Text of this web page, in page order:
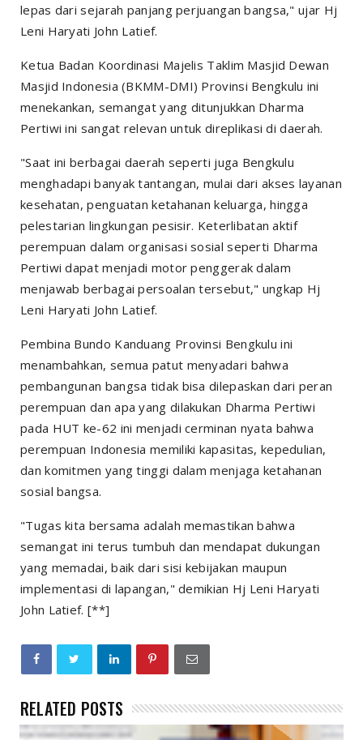
lepas dari sejarah panjang perjuangan bangsa," ujar Hj
Leni Haryati John Latief.
Ketua Badan Koordinasi Majelis Taklim Masjid Dewan
Masjid Indonesia (BKMM-DMI) Provinsi Bengkulu ini
menekankan, semangat yang ditunjukkan Dharma
Pertiwi ini sangat relevan untuk direplikasi di daerah.
"Saat ini berbagai daerah seperti juga Bengkulu
menghadapi banyak tantangan, mulai dari akses layanan
kesehatan, penguatan ketahanan keluarga, hingga
pelestarian lingkungan pesisir. Keterlibatan aktif
perempuan dalam organisasi sosial seperti Dharma
Pertiwi dapat menjadi motor penggerak dalam
menjawab berbagai persoalan tersebut," ungkap Hj
Leni Haryati John Latief.
Pembina Bundo Kanduang Provinsi Bengkulu ini
menambahkan, semua patut menyadari bahwa
pembangunan bangsa tidak bisa dilepaskan dari peran
perempuan dan apa yang dilakukan Dharma Pertiwi
pada HUT ke-62 ini menjadi cerminan nyata bahwa
perempuan Indonesia memiliki kapasitas, kepedulian,
dan komitmen yang tinggi dalam menjaga ketahanan
sosial bangsa.
"Tugas kita bersama adalah memastikan bahwa
semangat ini terus tumbuh dan mendapat dukungan
yang memadai, baik dari sisi kebijakan maupun
implementasi di lapangan," demikian Hj Leni Haryati
John Latief. [**]
RELATED POSTS